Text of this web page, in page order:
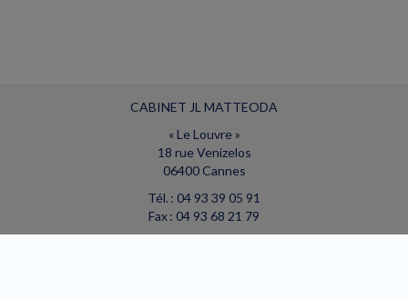
CABINET JL MATTEODA
« Le Louvre »
18 rue Venizelos
06400 Cannes
Tél. : 04 93 39 05 91
Fax : 04 93 68 21 79